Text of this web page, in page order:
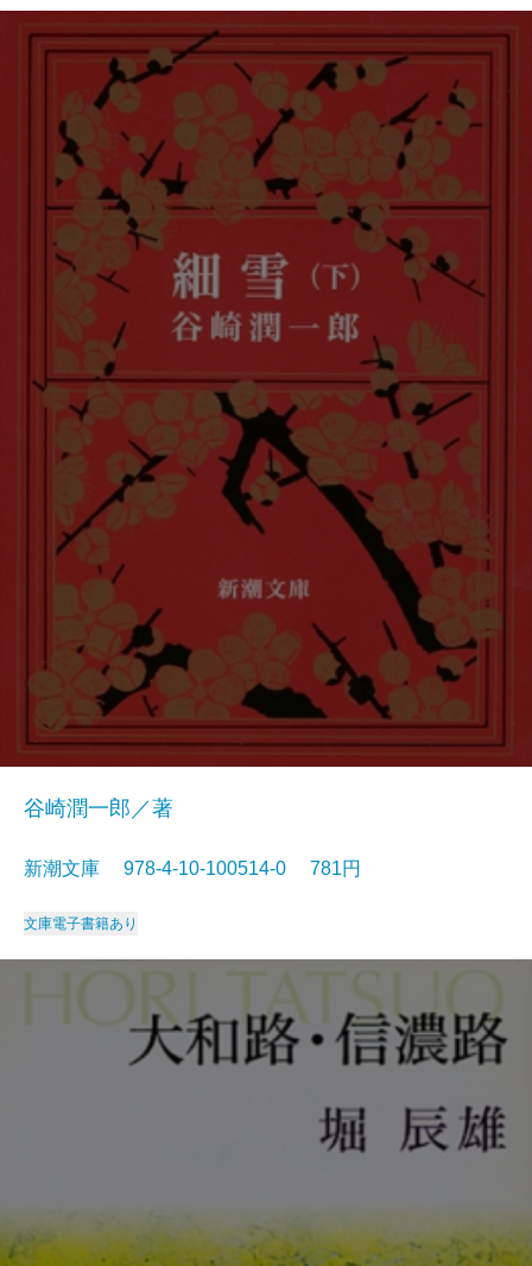
谷崎潤一郎／著
新潮文庫 978-4-10-100514-0 781円
文庫電子書籍あり